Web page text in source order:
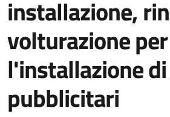
installazione,
volturazione per
l'installazione
pubblicitari